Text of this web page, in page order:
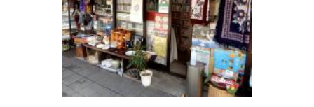
600円 大分県
600円 鹿児島県
600円